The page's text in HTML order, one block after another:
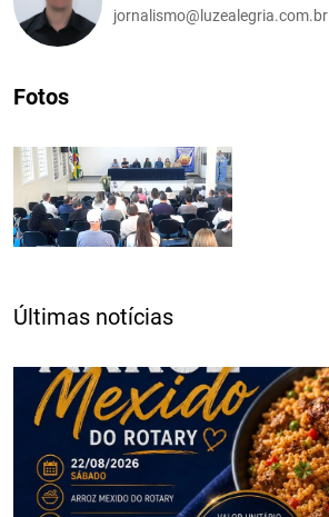
jornalismo@luzealegria.com.br
Fotos
Últimas notícias